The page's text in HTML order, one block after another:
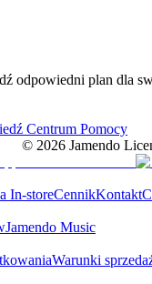
odpowiedni plan dla
Centrum Pomocy
© 2026 Jamendo
In-storeCennikKontakt
Jamendo Music
Warunki